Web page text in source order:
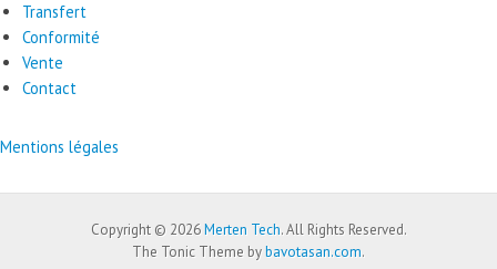
Transfert
Conformité
Vente
Contact
Mentions légales
Copyright © 2026Merten Tech. All Rights Reserved.
The Tonic Theme bybavotasan.com.